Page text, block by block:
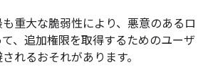
重大な脆弱性により、悪意のあるロ
、追加権限を取得するためのユーザ
れるおそれがあります。